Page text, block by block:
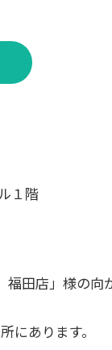
１階
田店」様の向
にあります。